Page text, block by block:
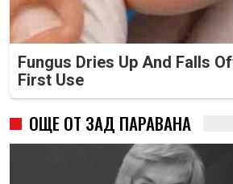
Fungus Dries Up And Falls
First Use
ОЩЕ ОТ ЗАД ПАРАВАНА